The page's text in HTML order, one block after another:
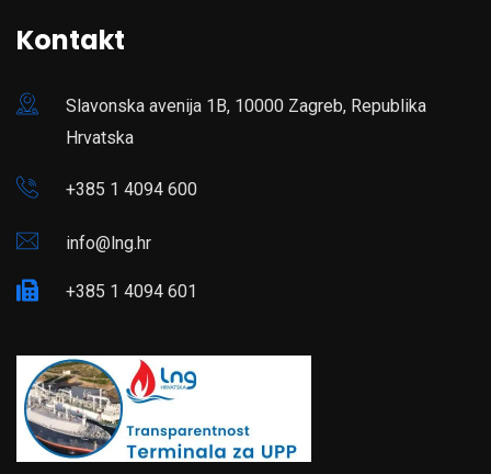
Kontakt
Slavonska avenija 1B, 10000 Zagreb, Republika
Hrvatska
+385 1 4094 600
info@lng.hr
+385 1 4094 601